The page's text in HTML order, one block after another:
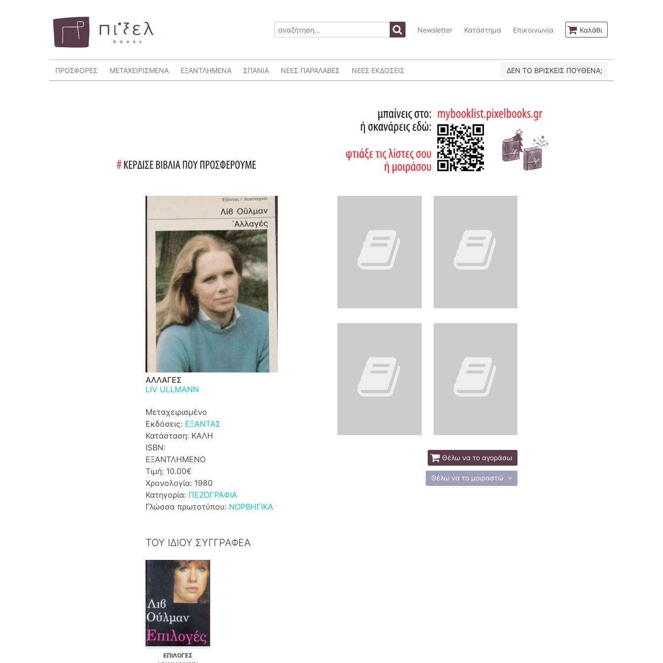
Newsletter Κατάστημα Επικοινωνία Καλάθι
ΠΡΟΣΦΟΡΕΣ ΜΕΤΑΧΕΙΡΙΣΜΕΝΑ ΕΞΑΝΤΛΗΜΕΝΑ ΣΠΑΝΙΑ ΝΕΕΣ ΠΑΡΑΛΑΒΕΣ ΝΕΕΣ ΕΚΔΟΣΕΙΣ ΔΕΝ ΤΟ ΒΡΙΣΚΕΙΣ ΠΟΥΘΕΝΑ;
ΑΛΛΑΓΕΣ
LIV ULLMANN
Μεταχειρισμένο
Εκδόσεις: ΕΞΑΝΤΑΣ
Κατάσταση: ΚΑΛΗ
ISBN:
ΕΞΑΝΤΛΗΜΕΝΟ
Τιμή: 10.00€
Χρονολογία: 1980
Κατηγορία: ΠΕΖΟΓΡΑΦΙΑ
Γλώσσα πρωτοτύπου: ΝΟΡΒΗΓΙΚΑ
Θέλω να το αγοράσω
Θέλω να το μοιραστώ
ΤΟΥ ΙΔΙΟΥ ΣΥΓΓΡΑΦΕΑ
ΕΠΙΛΟΓΕΣ